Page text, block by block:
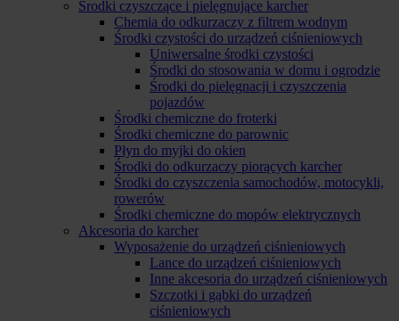
Środki czyszczące i pielęgnujące karcher
Chemia do odkurzaczy z filtrem wodnym
Środki czystości do urządzeń ciśnieniowych
Uniwersalne środki czystości
Środki do stosowania w domu i ogrodzie
Środki do pielęgnacji i czyszczenia
pojazdów
Środki chemiczne do froterki
Środki chemiczne do parownic
Płyn do myjki do okien
Środki do odkurzaczy piorących karcher
Środki do czyszczenia samochodów, motocykli,
rowerów
Środki chemiczne do mopów elektrycznych
Akcesoria do karcher
Wyposażenie do urządzeń ciśnieniowych
Lance do urządzeń ciśnieniowych
Inne akcesoria do urządzeń ciśnieniowych
Szczotki i gąbki do urządzeń
ciśnieniowych